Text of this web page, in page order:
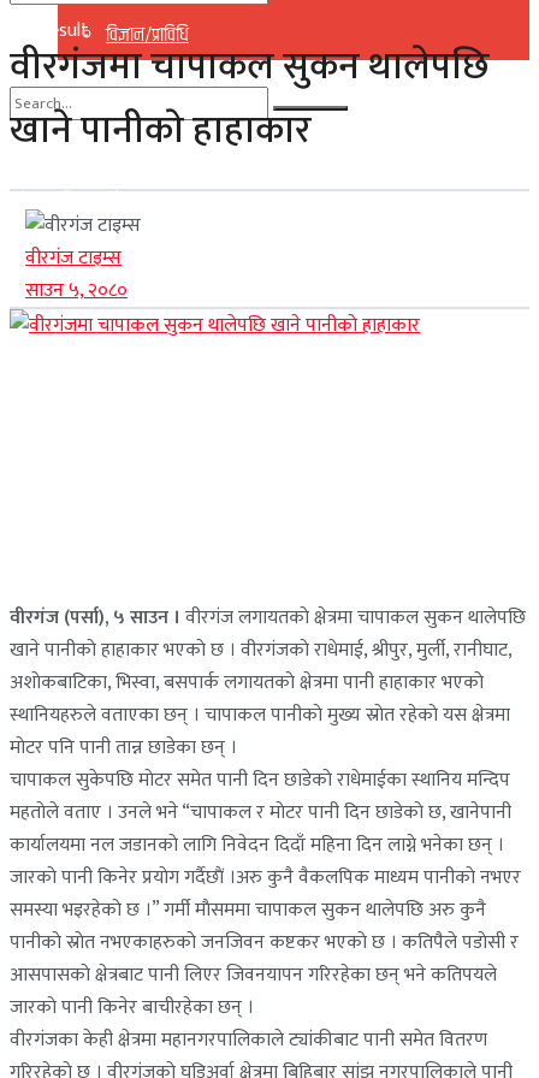
विज्ञान/प्राविधि
No Result
View All Result
No Result
View All Result
वीरगंजमा चापाकल सुकन थालेपछि
खाने पानीकाे हाहाकार
वीरगंज टाइम्स
साउन ५, २०८०
वीरगंज (पर्सा), ५ साउन । वीरगंज लगायतकाे क्षेत्रमा चापाकल सुकन थालेपछि
खाने पानीकाे हाहाकार भएकाे छ । वीरगंजकाे राधेमाई, श्रीपुर, मुर्ली, रानीघाट,
अशाेकबाटिका, भिस्वा, बसपार्क लगायतकाे क्षेत्रमा पानी हाहाकार भएकाे
स्थानियहरुले वताएका छन् । चापाकल पानीकाे मुख्य स्राेत रहेकाे यस क्षेत्रमा
माेटर पनि पानी तान्न छाडेका छन् ।
चापाकल सुकेपछि माेटर समेत पानी दिन छाडेकाे राधेमाईका स्थानिय मन्दिप
महताेले वताए । उनले भने “चापाकल र माेटर पानी दिन छाडेकाे छ, खानेपानी
कार्यालयमा नल जडानकाे लागि निवेदन दिदाँ महिना दिन लाग्ने भनेका छन् ।
जारकाे पानी किनेर प्रयाेग गर्दैछाैं ।अरु कुनै वैकलपिक माध्यम पानीकाे नभएर
समस्या भइरहेकाे छ ।” गर्मी माैसममा चापाकल सुकन थालेपछि अरु कुनै
पानीकाे स्राेत नभएकाहरुकाे जनजिवन कष्टकर भएकाे छ । कतिपैले पडाेसी र
आसपासकाे क्षेत्रबाट पानी लिएर जिवनयापन गरिरहेका छन् भने कतिपयले
जारकाे पानी किनेर बाचीरहेका छन् ।
वीरगंजका केही क्षेत्रमा महानगरपालिकाले ट्यांकीबाट पानी समेत वितरण